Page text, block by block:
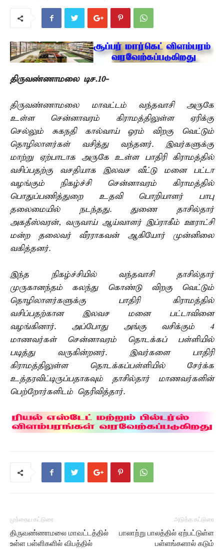
திருவண்ணாமலை டிச.10-
திருவண்ணாமலை மாவட்டம் வந்தவாசி அருகே
உள்ள சென்னாவரம் கிராமத்திலுள்ள ஏரிக்கு
செல்லும் சுகநதி கால்வாய் ஓரம் விறகு வெட்டும்
தொழிலாளர்கள் வசித்து வந்தனர். இவர்களுக்கு
மாற்று ஏற்பாடாக அருகே உள்ள பாதிரி கிராமத்தில்
வசிப்பதற்கு வசதியாக இலவச வீட்டு மனை பட்டா
வழங்கும் நிகழ்ச்சி சென்னாவரம் கிராமத்தில்
பொதுப்பணித்துறை உதவி பொறியாளர் பாபு
தலைமையில் நடந்தது. துணை தாசில்தார்
அகதீஸ்வரன், வருவாய் ஆய்வாளர் இப்ராகீம் ஊராட்சி
மன்ற தலைவர் வீரராகவன் ஆகியோர் முன்னிலை
வகித்தனர்.
இந்த நிகழ்ச்சியில் வந்தவாசி தாசில்தார்
முருகானந்தம் கலந்து கொண்டு விறகு வெட்டும்
தொழிலாளர்களுக்கு பாதிரி கிராமத்தில்
வசிப்பதற்கான இலவச மனை பட்டாவினை
வழங்கினார். அப்போது அங்கு வசிக்கும் 4
மாணவர்கள் சென்னாவரம் தொடக்கப் பள்ளியில்
படித்து வருகின்றனர். இவர்களை பாதிரி
கிராமத்திலுள்ள தொடக்கப்பள்ளியில் சேர்க்க
உத்தரவிட்டிருப்பதாகவும் தாசில்தார் மாணவர்களின்
பெற்றோர்களிடம் தெரிவித்தார்.
முந்தைய கட்டுரை
திருவண்ணாமலை மாவட்டத்தில்
உள்ள பள்ளிகளில் விபத்தில்
அடுத்த கட்டுரை
பாலாற்று பாலத்தில் ஏற்பட்டுள்ள
பள்ளங்களால் கடும்